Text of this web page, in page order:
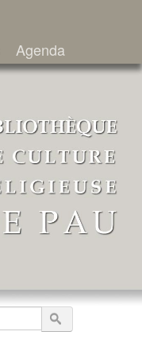
Agenda